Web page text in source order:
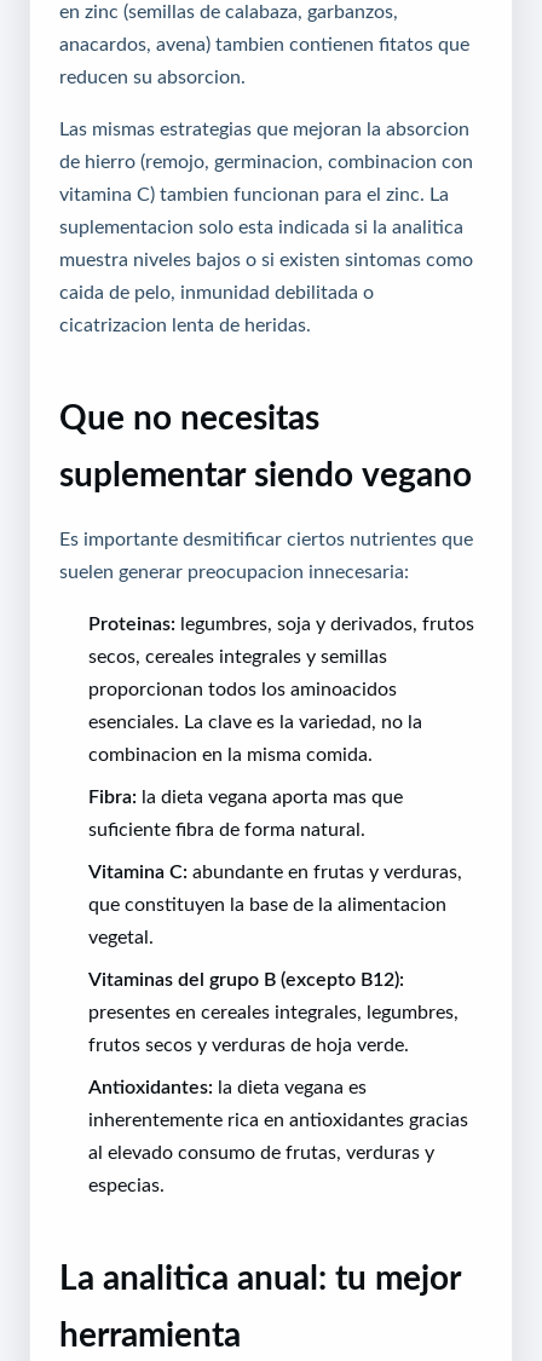
en zinc (semillas de calabaza, garbanzos,
anacardos, avena) tambien contienen fitatos que
reducen su absorcion.
Las mismas estrategias que mejoran la absorcion
de hierro (remojo, germinacion, combinacion con
vitamina C) tambien funcionan para el zinc. La
suplementacion solo esta indicada si la analitica
muestra niveles bajos o si existen sintomas como
caida de pelo, inmunidad debilitada o
cicatrizacion lenta de heridas.
Que no necesitas
suplementar siendo vegano
Es importante desmitificar ciertos nutrientes que
suelen generar preocupacion innecesaria:
Proteinas: legumbres, soja y derivados, frutos
secos, cereales integrales y semillas
proporcionan todos los aminoacidos
esenciales. La clave es la variedad, no la
combinacion en la misma comida.
Fibra: la dieta vegana aporta mas que
suficiente fibra de forma natural.
Vitamina C: abundante en frutas y verduras,
que constituyen la base de la alimentacion
vegetal.
Vitaminas del grupo B (excepto B12):
presentes en cereales integrales, legumbres,
frutos secos y verduras de hoja verde.
Antioxidantes: la dieta vegana es
inherentemente rica en antioxidantes gracias
al elevado consumo de frutas, verduras y
especias.
La analitica anual: tu mejor
herramienta